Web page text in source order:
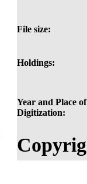
File size:
Holdings:
Year and Place of
Digitization: